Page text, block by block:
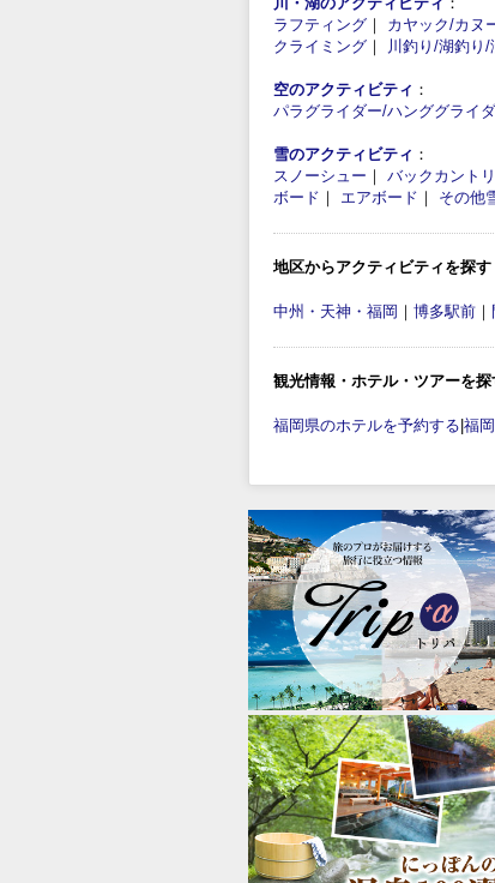
ラフティング ｜ カヤック/カヌ
クライミング ｜ 川釣り/湖釣り/
空のアクティビティ ：
パラグライダー/ハンググライ
雪のアクティビティ ：
スノーシュー ｜ バックカント
ボード ｜ エアボード ｜ その他
地区からアクティビティを探す
中州・天神・福岡 ｜ 博多駅前 ｜
観光情報・ホテル・ツアーを探
福岡県のホテルを予約する 福